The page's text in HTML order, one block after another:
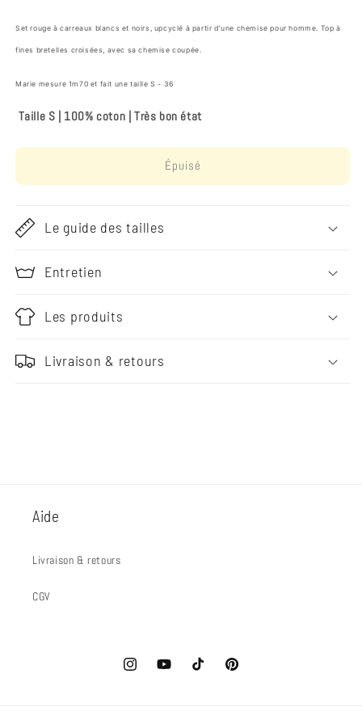
Set rouge à carreaux blancs et noirs, upcyclé à partir d’une chemise pour homme. Top à
fines bretelles croisées, avec sa chemise coupée.
Marie mesure 1m70 et fait une taille S - 36
Taille S | 100% coton |Très bon état
Épuisé
Le guide des tailles
Entretien
Les produits
Livraison & retours
Aide
Livraison & retours
CGV
InstagramYouTubeTikTok Pinterest